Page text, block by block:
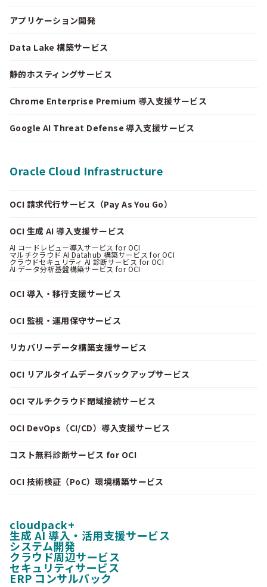
アプリケーション開発
Data Lake 構築サービス
静的ホスティングサービス
Chrome Enterprise Premium 導入支援サービス
Google AI Threat Defense 導入支援サービス
Oracle Cloud Infrastructure
OCI 請求代行サービス（Pay As You Go）
OCI 生成 AI 導入支援サービス
AI コードレビュー導入サービス for OCI
マルチクラウド AI Datahub 構築サービス for OCI
クラウドセキュリティ AI 診断サービス for OCI
AI データ分析基盤構築サービス for OCI
OCI 導入・移行支援サービス
OCI 監視・運用保守サービス
リカバリーデータ構築支援サービス
OCI リアルタイムデータバックアップサービス
OCI マルチクラウド閉域接続サービス
OCI DevOps（CI/CD）導入支援サービス
コスト無料診断サービス for OCI
OCI 技術検証（PoC）環境構築サービス
cloudpack+
生成 AI 導入・活用支援サービス
システム開発
クラウド周辺サービス
セキュリティサービス
ERP コンサルパック